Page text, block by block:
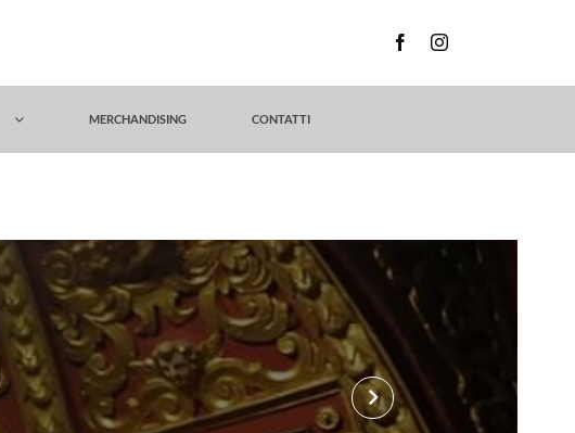
MERCHANDISING CONTATTI
keyboard_arrow_right